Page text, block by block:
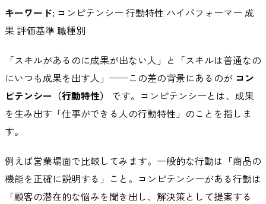
キーワード: コンピテンシー 行動特性 ハイパフォーマー 成
果 評価基準 職種別
「スキルがあるのに成果が出ない人」と「スキルは普通なの
にいつも成果を出す人」——この差の背景にあるのが コン
ピテンシー（行動特性）
です。コンピテンシーとは、成果
を生み出す「仕事ができる人の行動特性」のことを指しま
す。
例えば営業場面で比較してみます。一般的な行動は「商品の
機能を正確に説明する」こと。コンピテンシーがある行動は
「顧客の潜在的な悩みを聞き出し、解決策として提案する